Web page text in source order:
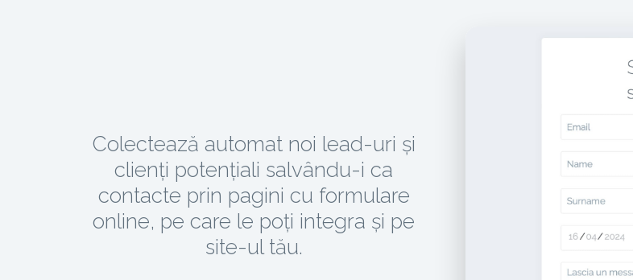
Colectează automat noi lead-uri și
clienți potențiali salvându-i ca
contacte prin pagini cu formulare
online, pe care le poți integra și pe
site-ul tău.